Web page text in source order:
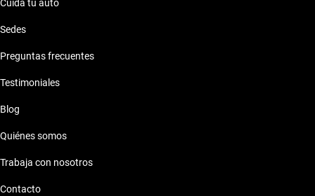
Cuida tu auto
Sedes
Preguntas frecuentes
Testimoniales
Blog
Quiénes somos
Trabaja con nosotros
Contacto